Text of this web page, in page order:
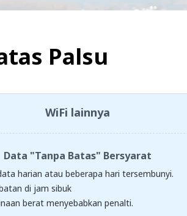
Palsu
WiFi lainnya
Data "Tanpa Batas" Bersyarat
harian atau beberapa hari tersembunyi.
di jam sibuk
berat menyebabkan penalti.